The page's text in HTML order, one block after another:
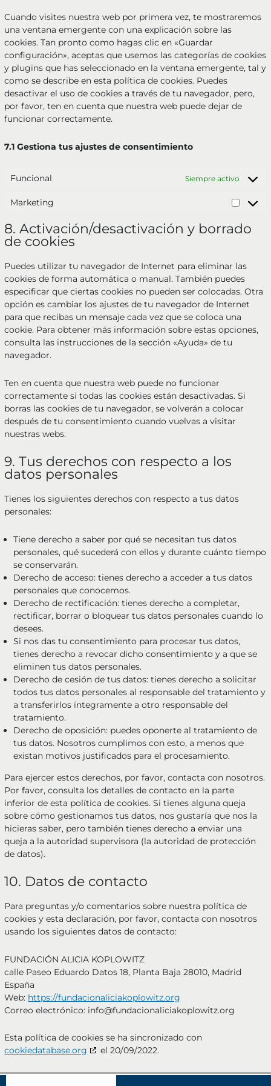
Cuando visites nuestra web por primera vez, te mostraremos
una ventana emergente con una explicación sobre las
cookies. Tan pronto como hagas clic en «Guardar
configuración», aceptas que usemos las categorías de cookies
y plugins que has seleccionado en la ventana emergente, tal y
como se describe en esta política de cookies. Puedes
desactivar el uso de cookies a través de tu navegador, pero,
por favor, ten en cuenta que nuestra web puede dejar de
funcionar correctamente.
7.1 Gestiona tus ajustes de consentimiento
Funcional Siempre activo
Marketing
8. Activación/desactivación y borrado
de cookies
Puedes utilizar tu navegador de Internet para eliminar las
cookies de forma automática o manual. También puedes
especificar que ciertas cookies no pueden ser colocadas. Otra
opción es cambiar los ajustes de tu navegador de Internet
para que recibas un mensaje cada vez que se coloca una
cookie. Para obtener más información sobre estas opciones,
consulta las instrucciones de la sección «Ayuda» de tu
navegador.
Ten en cuenta que nuestra web puede no funcionar
correctamente si todas las cookies están desactivadas. Si
borras las cookies de tu navegador, se volverán a colocar
después de tu consentimiento cuando vuelvas a visitar
nuestras webs.
9. Tus derechos con respecto a los
datos personales
Tienes los siguientes derechos con respecto a tus datos
personales:
Tiene derecho a saber por qué se necesitan tus datos
personales, qué sucederá con ellos y durante cuánto tiempo
se conservarán.
Derecho de acceso: tienes derecho a acceder a tus datos
personales que conocemos.
Derecho de rectificación: tienes derecho a completar,
rectificar, borrar o bloquear tus datos personales cuando lo
desees.
Si nos das tu consentimiento para procesar tus datos,
tienes derecho a revocar dicho consentimiento y a que se
eliminen tus datos personales.
Derecho de cesión de tus datos: tienes derecho a solicitar
todos tus datos personales al responsable del tratamiento y
a transferirlos íntegramente a otro responsable del
tratamiento.
Derecho de oposición: puedes oponerte al tratamiento de
tus datos. Nosotros cumplimos con esto, a menos que
existan motivos justificados para el procesamiento.
Para ejercer estos derechos, por favor, contacta con nosotros.
Por favor, consulta los detalles de contacto en la parte
inferior de esta política de cookies. Si tienes alguna queja
sobre cómo gestionamos tus datos, nos gustaría que nos la
hicieras saber, pero también tienes derecho a enviar una
queja a la autoridad supervisora (la autoridad de protección
de datos).
10. Datos de contacto
Para preguntas y/o comentarios sobre nuestra política de
cookies y esta declaración, por favor, contacta con nosotros
usando los siguientes datos de contacto:
FUNDACIÓN ALICIA KOPLOWITZ
calle Paseo Eduardo Datos 18, Planta Baja 28010, Madrid
España
Web: https://fundacionaliciakoplowitz.org
Correo electrónico: info@fundacionaliciakoplowitz.org
Esta política de cookies se ha sincronizado con
cookiedatabase.org
el 20/09/2022.